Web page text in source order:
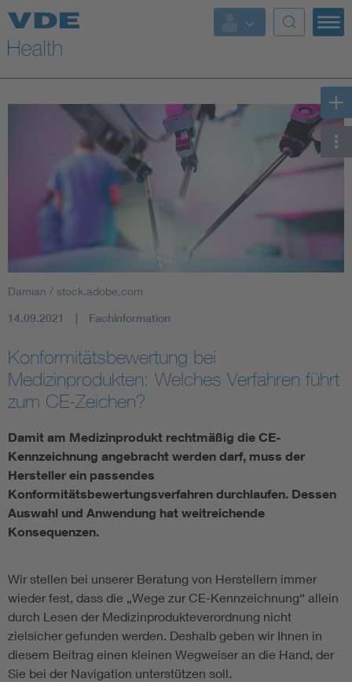
Top Themen
Fokusthemen
Energy
AI & Digital Trust
Health
Assisted Living
Energy efficiency
Energy storage
Damian / stock.adobe.com
14.09.2021 Fachinformation
Konformitätsbewertung bei
Medizinprodukten: Welches Verfahren führt
zum CE-Zeichen?
Damit am Medizinprodukt rechtmäßig die CE-
Kennzeichnung angebracht werden darf, muss der
Hersteller ein passendes
Konformitätsbewertungsverfahren durchlaufen. Dessen
Auswahl und Anwendung hat weitreichende
Konsequenzen.
Wir stellen bei unserer Beratung von Herstellern immer
wieder fest, dass die „Wege zur CE-Kennzeichnung“ allein
durch Lesen der Medizinprodukteverordnung nicht
zielsicher gefunden werden. Deshalb geben wir Ihnen in
diesem Beitrag einen kleinen Wegweiser an die Hand, der
Sie bei der Navigation unterstützen soll.